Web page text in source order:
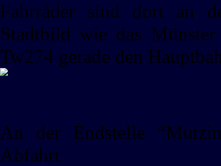
Fahrräder sind dort an
Stadtbild wie das
Tw274 gerade den
An der Endstelle
Abfahrt